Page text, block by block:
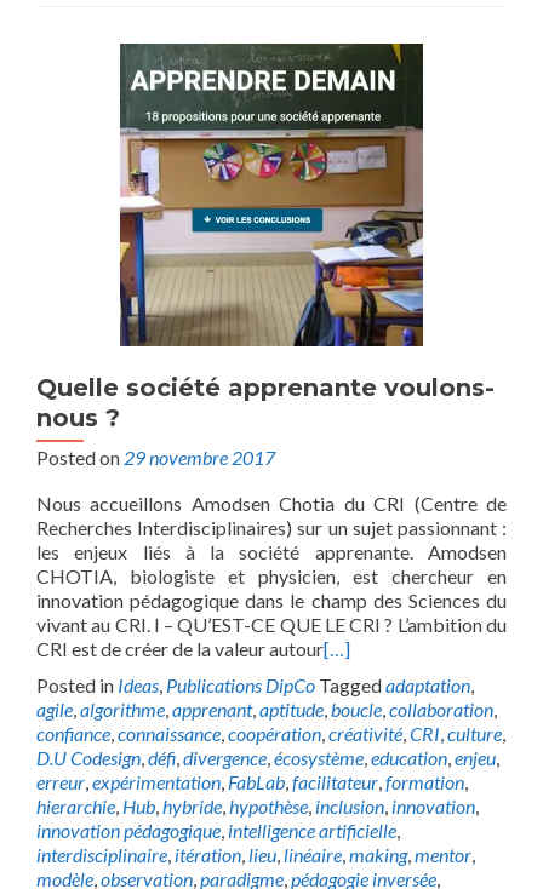
Quelle société apprenante voulons-
nous ?
Posted on 29 novembre 2017
Nous accueillons Amodsen Chotia du CRI (Centre de
Recherches Interdisciplinaires) sur un sujet passionnant :
les enjeux liés à la société apprenante. Amodsen
CHOTIA, biologiste et physicien, est chercheur en
innovation pédagogique dans le champ des Sciences du
vivant au CRI. I – QU’EST-CE QUE LE CRI ? L’ambition du
CRI est de créer de la valeur autour[…]
Posted in Ideas, Publications DipCo Taggedadaptation,
agile,algorithme,apprenant,aptitude,boucle,collaboration,
confiance,connaissance,coopération,créativité,CRI,culture,
D.U Codesign,défi,divergence,écosystème,education,enjeu,
erreur,expérimentation, FabLab,facilitateur,formation,
hierarchie, Hub,hybride,hypothèse, inclusion, innovation,
innovation pédagogique, intelligence artificielle,
interdisciplinaire, itération, lieu, linéaire,making,mentor,
modèle,observation,paradigme,pédagogie inversée,